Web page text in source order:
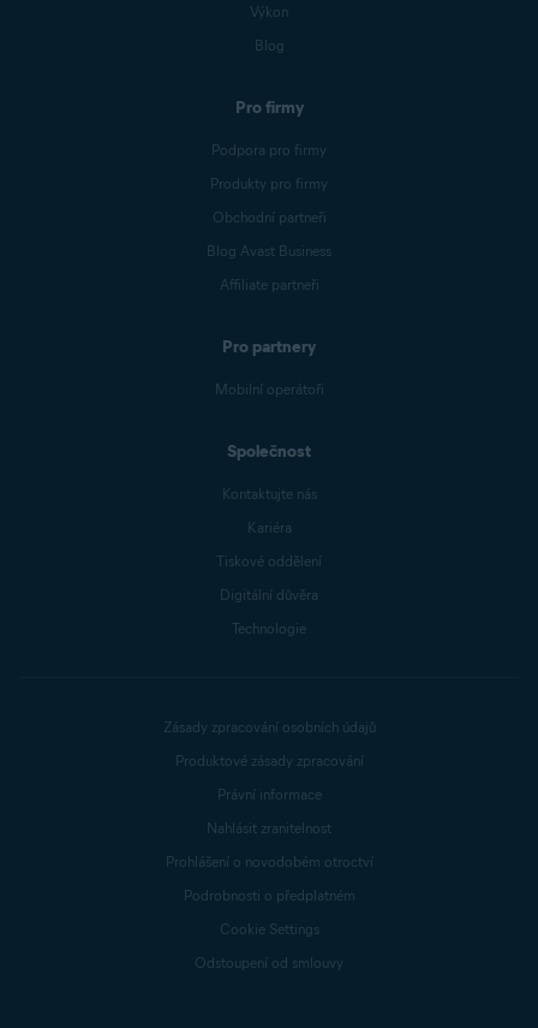
Výkon
Blog
Pro firmy
Podpora pro firmy
Produkty pro firmy
Obchodní partneři
Blog Avast Business
Affiliate partneři
Pro partnery
Mobilní operátoři
Společnost
Kontaktujte nás
Kariéra
Tiskové oddělení
Digitální důvěra
Technologie
Zásady zpracování osobních údajů
Produktové zásady zpracování
Právní informace
Nahlásit zranitelnost
Prohlášení o novodobém otroctví
Podrobnosti o předplatném
Cookie Settings
Odstoupení od smlouvy